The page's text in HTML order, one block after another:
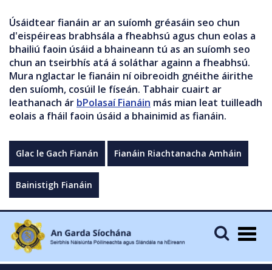
Úsáidtear fianáin ar an suíomh gréasáin seo chun
d'eispéireas brabhsála a fheabhsú agus chun eolas a
bhailiú faoin úsáid a bhaineann tú as an suíomh seo
chun an tseirbhís atá á soláthar againn a fheabhsú.
Mura nglactar le fianáin ní oibreoidh gnéithe áirithe
den suíomh, cosúil le físeán. Tabhair cuairt ar
leathanach ár bPolasaí Fianáin más mian leat tuilleadh
eolais a fháil faoin úsáid a bhainimid as fianáin.
Glac le Gach Fianán Fianáin Riachtanacha Amháin
Bainistigh Fianáin